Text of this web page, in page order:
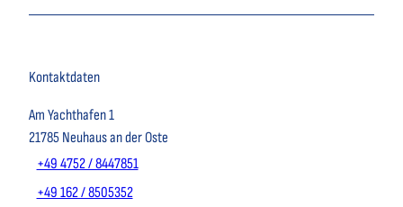
Kontaktdaten
Am Yachthafen 1
21785 Neuhaus an der Oste
+49 4752 / 8447851
+49 162 / 8505352